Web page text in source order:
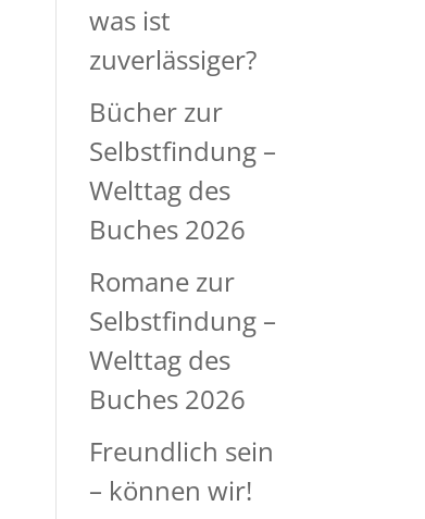
was ist
zuverlässiger?
Bücher zur
Selbstfindung –
Welttag des
Buches 2026
Romane zur
Selbstfindung –
Welttag des
Buches 2026
Freundlich sein
– können wir!